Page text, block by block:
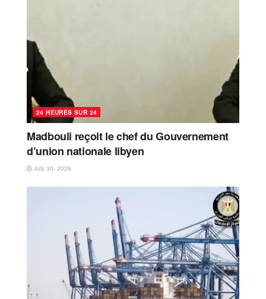
24 HEURES SUR 24
Madbouli reçoit le chef du Gouvernement
d’union nationale libyen
July 30, 2026